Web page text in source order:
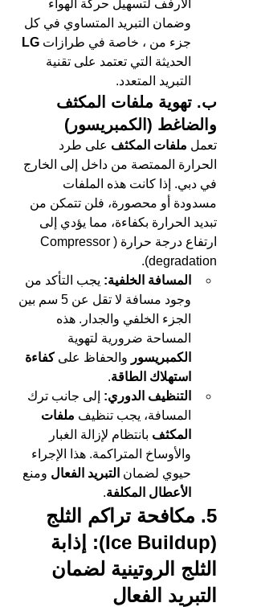
الأرفف لتسهيل حركة الهواء
وضمان التبريد المتساوي في كل
جزء من ، خاصة في طرازات LG
الحديثة التي تعتمد على تقنية
التبريد المتعدد.
ب. تهوية ملفات المكثف
والضاغط (الكمبريسور)
تعمل ملفات المكثف على طرد
الحرارة الممتصة من داخل إلى الخارج
في دبي. إذا كانت هذه الملفات
مسدودة أو محصورة، فلن تتمكن من
تبديد الحرارة بكفاءة، مما يؤدي إلى
ارتفاع درجة حرارة (Compressor
degradation).
المسافة الخلفية: يجب التأكد من
وجود مسافة لا تقل عن 5 سم بين
الجزء الخلفي والجدار. هذه
المساحة ضرورية لتهوية
الكمبريسور والحفاظ على كفاءة
استهلاك الطاقة.
التنظيف الدوري: إلى جانب ترك
المسافة، يجب تنظيف ملفات
المكثف بانتظام لإزالة الغبار
والأوساخ المتراكمة. هذا الإجراء
حيوي لضمان التبريد الفعال ومنع
الأعطال المكلفة.
5. مكافحة تراكم الثلج
(Ice Buildup): إذابة
الثلج الروتينية لضمان
التبريد الفعال